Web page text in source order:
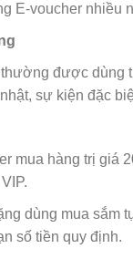
E-voucher nhiều
được dùng
sự kiện đặc
mua hàng trị giá
dùng mua sắm
số tiền quy định.